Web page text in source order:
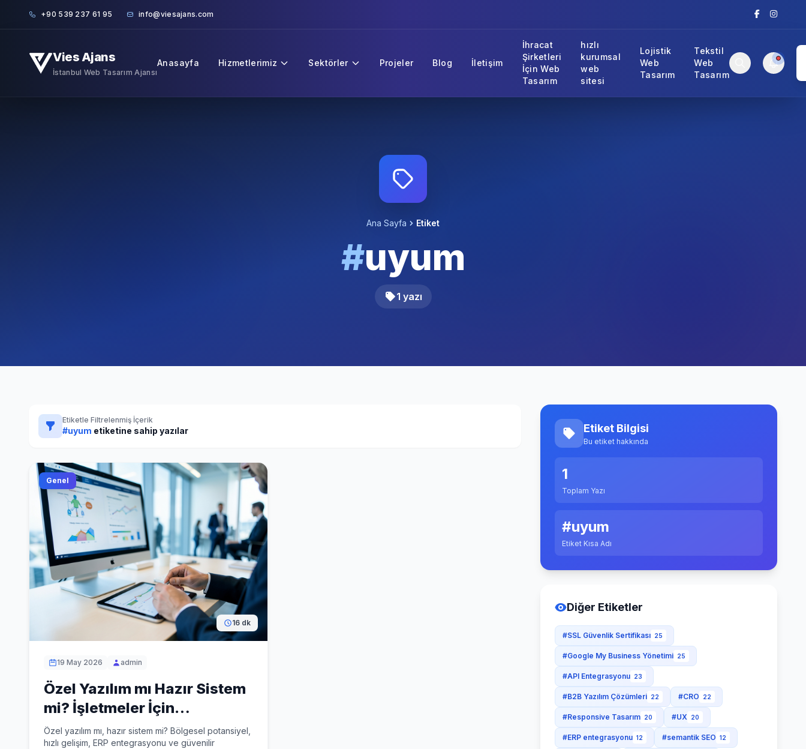
+90 539 237 61 95 info@viesajans.com
Vies Ajans
İstanbul Web Tasarım Ajansı
Anasayfa Hizmetlerimiz Sektörler Projeler Blog İletişim
İhracat
Şirketleri
İçin Web
Tasarım
hızlı
kurumsal
web
sitesi
Lojistik
Web
Tasarım
Tekstil
Web
Tasarım
Ana Sayfa Etiket
#uyum
1 yazı
Etiketle Filtrelenmiş İçerik
#uyum etiketine sahip yazılar
Genel
16 dk
19 May 2026 admin
Özel Yazılım mı Hazır Sistem
mi? İşletmeler İçin
Karşılaştırma Rehberi
Özel yazılım mı, hazır sistem mi? Bölgesel potansiyel,
hızlı gelişim, ERP entegrasyonu ve güvenilir
Etiket Bilgisi
Bu etiket hakkında
1
Toplam Yazı
#uyum
Etiket Kısa Adı
Diğer Etiketler
#SSL Güvenlik Sertifikası 25
#Google My Business Yönetimi 25
#API Entegrasyonu 23
#B2B Yazılım Çözümleri 22 #CRO 22
#Responsive Tasarım 20 #UX 20
#ERP entegrasyonu 12 #semantik SEO 12